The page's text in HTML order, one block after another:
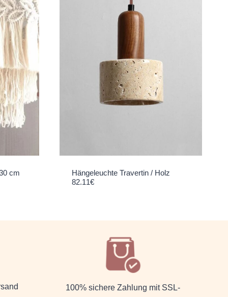
cm
Hängeleuchte Travertin / Holz
82.11€
100% sichere Zahlung mit SSL-